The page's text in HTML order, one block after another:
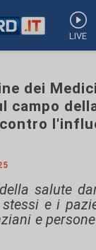
LIVE
dei
campo
salute
stessi e i
e